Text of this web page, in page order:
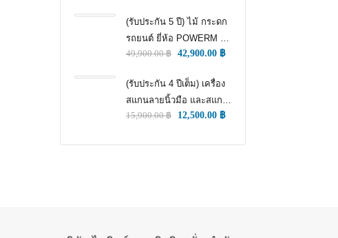
ล้อ)
(รับประกัน 5 ปี) ไม้ กระดก
รถยนต์ ยี่ห้อ POWERM รุ่น
9000 ทนทานสูงที่สุด อึด
49,900.00฿ 42,900.00 ฿
(รับประกัน 4 ปีเต็ม) เครื่อง
สแกนลายนิ้วมือ และสแกน
ใบหน้า สำหรับลงเวลา
15,900.00฿ 12,500.00 ฿